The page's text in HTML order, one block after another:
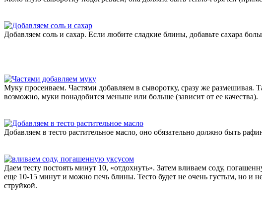
Добавляем соль и сахар. Если любите сладкие блины, добавьте сахара
Муку просеиваем. Частями добавляем в сыворотку, сразу же размешивая.
возможно, муки понадобится меньше или больше (зависит от ее качества).
Добавляем в тесто растительное масло, оно обязательно должно быть
Даем тесту постоять минут 10, «отдохнуть». Затем вливаем соду,
еще 10-15 минут и можно печь блины. Тесто будет не очень густым, но и
струйкой.